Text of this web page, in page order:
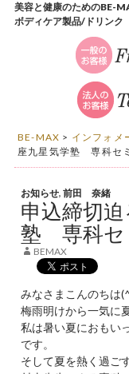
美容と健康のためのBE-
ボディケア製品/ドリンク
BE-MAX > インフォメ
座九星気学塾 専科セ
お知らせ,前田 奈緒
申込締切
塾 専科セ
BEMAX
みなさまこんのちは
梅雨明けから一気に
私は暑い夏におもい
です。
そして夏を熱く過ご